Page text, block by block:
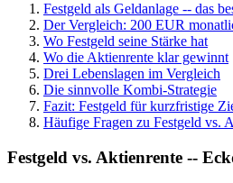
Festgeld als Geldanlage -- das
Der Vergleich: 200 EUR
Wo Festgeld seine Stärke hat
Wo die Aktienrente klar gewinnt
Drei Lebenslagen im Vergleich
Die sinnvolle Kombi-Strategie
Fazit: Festgeld für kurzfristige
Häufige Fragen zu Festgeld vs.
Festgeld vs. Aktienrente --